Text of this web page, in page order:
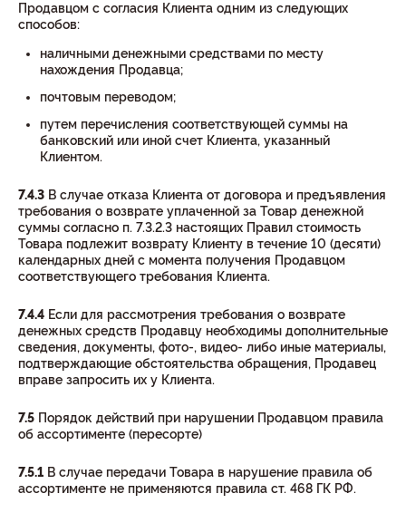
Продавцом с согласия Клиента одним из следующих
способов:
наличными денежными средствами по месту
нахождения Продавца;
почтовым переводом;
путем перечисления соответствующей суммы на
банковский или иной счет Клиента, указанный
Клиентом.
7.4.3 В случае отказа Клиента от договора и предъявления
требования о возврате уплаченной за Товар денежной
суммы согласно п. 7.3.2.3 настоящих Правил стоимость
Товара подлежит возврату Клиенту в течение 10 (десяти)
календарных дней с момента получения Продавцом
соответствующего требования Клиента.
7.4.4 Если для рассмотрения требования о возврате
денежных средств Продавцу необходимы дополнительные
сведения, документы, фото-, видео- либо иные материалы,
подтверждающие обстоятельства обращения, Продавец
вправе запросить их у Клиента.
7.5 Порядок действий при нарушении Продавцом правила
об ассортименте (пересорте)
7.5.1 В случае передачи Товара в нарушение правила об
ассортименте не применяются правила ст. 468 ГК РФ.